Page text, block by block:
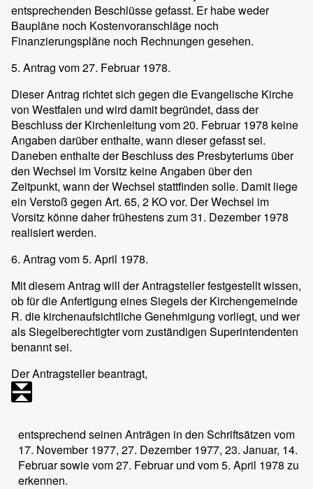
entsprechenden Beschlüsse gefasst. Er habe weder
Baupläne noch Kostenvoranschläge noch
Finanzierungspläne noch Rechnungen gesehen.
5. Antrag vom 27. Februar 1978.
Dieser Antrag richtet sich gegen die Evangelische Kirche
von Westfalen und wird damit begründet, dass der
Beschluss der Kirchenleitung vom 20. Februar 1978 keine
Angaben darüber enthalte, wann dieser gefasst sei.
Daneben enthalte der Beschluss des Presbyteriums über
den Wechsel im Vorsitz keine Angaben über den
Zeitpunkt, wann der Wechsel stattfinden solle. Damit liege
ein Verstoß gegen Art. 65, 2 KO vor. Der Wechsel im
Vorsitz könne daher frühestens zum 31. Dezember 1978
realisiert werden.
6. Antrag vom 5. April 1978.
Mit diesem Antrag will der Antragsteller festgestellt wissen,
ob für die Anfertigung eines Siegels der Kirchengemeinde
R. die kirchenaufsichtliche Genehmigung vorliegt, und wer
als Siegelberechtigter vom zuständigen Superintendenten
benannt sei.
Der Antragsteller beantragt,
entsprechend seinen Anträgen in den Schriftsätzen vom
17. November 1977, 27. Dezember 1977, 23. Januar, 14.
Februar sowie vom 27. Februar und vom 5. April 1978 zu
erkennen.